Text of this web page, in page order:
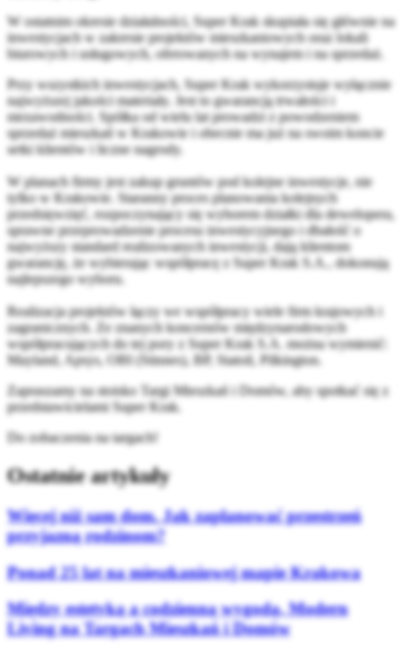
W ostatnim okresie działalności, Super Krak skupiała się głównie na
inwestycjach w zakresie projektów mieszkaniowych oraz lokali
biurowych i usługowych, oferowanych na wynajem i na sprzedaż.
Przy wszystkich inwestycjach, Super Krak wykorzystuje wyłącznie
najwyższej jakości materiały. Jest to gwarancją trwałości i
niezawodności. Spółka od wielu lat prowadzi z powodzeniem
sprzedaż mieszkań w Krakowie i obecnie ma już na swoim koncie
setki klientów i liczne nagrody.
W planach firmy jest zakup gruntów pod kolejne inwestycje, nie
tylko w Krakowie. Staranny proces planowania kolejnych
przedsięwzięć, rozpoczynający się wyborem działki dla dewelopera,
sprawne przeprowadzenie procesu inwestycyjnego i dbałość o
najwyższy standard realizowanych inwestycji, dają klientom
gwarancję, że wybierając współpracę z Super Krak S.A., dokonują
najlepszego wyboru.
Realizacja projektów łączy we współpracy wiele firm krajowych i
zagranicznych. Ze znanych koncernów międzynarodowych
współpracujących do tej pory z Super Krak S.A. można wymienić:
Mayland, Apsys, OBI (Stinnes), BP, Statoil, Pilkington.
Zapraszamy na stoisko Targi Mieszkań i Domów, aby spotkać się z
przedstawicielami Super Krak.
Do zobaczenia na targach!
Ostatnie artykuły
Więcej niż sam dom. Jak zaplanować przestrzeń
przyjazną rodzinom?
Ponad 25 lat na mieszkaniowej mapie Krakowa
Między estetyką a codzienną wygodą. Modern
Living na Targach Mieszkań i Domów